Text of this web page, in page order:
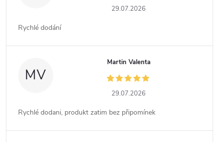
29.07.2026
Rychlé dodání
MV
Martin Valenta
29.07.2026
Rychlé dodani, produkt zatim bez připomínek